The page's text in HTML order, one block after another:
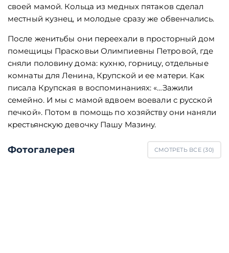
своей мамой. Кольца из медных пятаков сделал
местный кузнец, и молодые сразу же обвенчались.
После женитьбы они переехали в просторный дом
помещицы Прасковьи Олимпиевны Петровой, где
сняли половину дома: кухню, горницу, отдельные
комнаты для Ленина, Крупской и ее матери. Как
писала Крупская в воспоминаниях: «…Зажили
семейно. И мы с мамой вдвоем воевали с русской
печкой». Потом в помощь по хозяйству они наняли
крестьянскую девочку Пашу Мазину.
Фотогалерея СМОТРЕТЬ ВСЕ (30)